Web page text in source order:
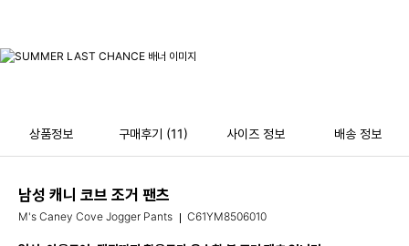
상품정보 구매후기 (11) 사이즈 정보 배송 정보
남성 캐니 코브 조거 팬츠
M's Caney Cove Jogger Pants C61YM8506010